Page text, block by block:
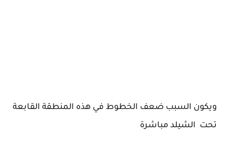
ويكون السبب ضعف الخطوط في هذه المنطقة القابعة
تحت الشيلد مباشرة